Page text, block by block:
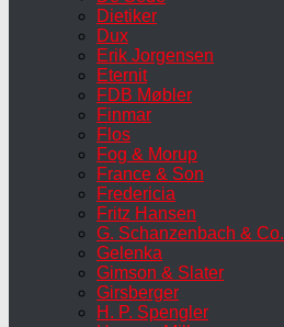
Dietiker
Dux
Erik Jorgensen
Eternit
FDB Møbler
Finmar
Flos
Fog & Morup
France & Son
Fredericia
Fritz Hansen
G. Schanzenbach & Co.
Gelenka
Gimson & Slater
Girsberger
H. P. Spengler